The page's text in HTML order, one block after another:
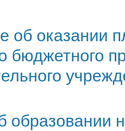
об оказании
бюджетного
образовании